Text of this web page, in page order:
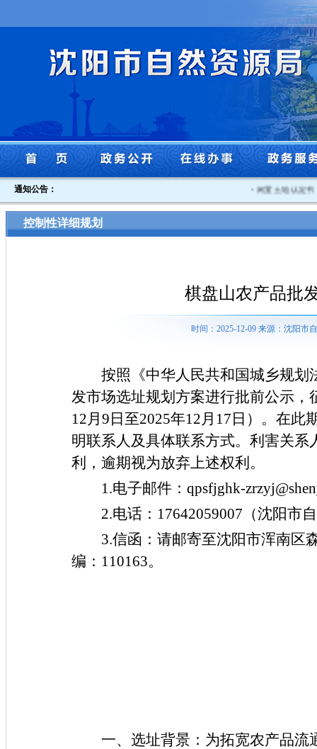
通知公告： 闲置土地认定书
控制性详细规划
棋盘山农产品批
时间：2025-12-09 来源：沈阳市
按照《中华人民共和国城乡规
发市场选址规划方案进行批前公示，
12月9日至2025年12月17日）。在
明联系人及具体联系方式。利害关
利，逾期视为放弃上述权利。
1.电子邮件：qpsfjghk-
2.电话：17642059007（沈阳市
3.信函：请邮寄至沈阳市浑南区
编：110163。
一、选址背景： 为拓宽农产品流